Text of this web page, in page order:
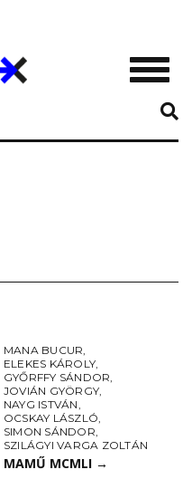
MANA BUCUR,
ELEKES KÁROLY,
GYŐRFFY SÁNDOR,
JOVIÁN GYÖRGY,
NAYG ISTVÁN,
OCSKAY LÁSZLÓ,
SIMON SÁNDOR,
SZILÁGYI VARGA ZOLTÁN
MAMŰ MCMLI →